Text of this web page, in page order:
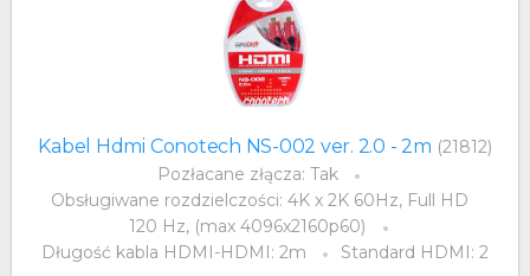
Kabel Hdmi Conotech NS-002 ver. 2.0 - 2m (21812)
Pozłacane złącza: Tak
Obsługiwane rozdzielczości: 4K x 2K 60Hz, Full HD
120 Hz, (max 4096x2160p60)
Długość kabla HDMI-HDMI: 2m
Standard HDMI: 2